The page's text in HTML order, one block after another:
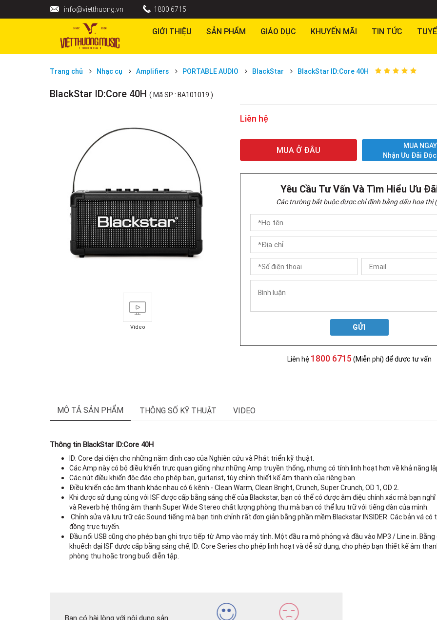
info@vietthuong.vn 1800 6715
GIỚI THIỆU SẢN PHẨM GIÁO DỤC KHUYẾN MÃI TIN TỨC
Trang chủ Nhạc cụ Amplifiers PORTABLE AUDIO BlackStar BlackStar ID:Core 40H
BlackStar ID:Core 40H ( Mã SP : BA101019 )
Video
Liên hệ
MUA Ở ĐÂU
MUA NGAY
Nhận Ưu Đãi Độc
Yêu Cầu Tư Vấn Và Tìm Hiểu Ưu
Các trường bắt buộc được chỉ định bằng dấu hoa thị
GỬI
Liên hệ 1800 6715 (Miễn phí) để được tư vấn
MÔ TẢ SẢN PHẨM THÔNG SỐ KỸ THUẬT VIDEO
Thông tin BlackStar ID:Core 40H
ID: Core đại diện cho những năm đỉnh cao của Nghiên cứu và Phát triển kỹ thuật.
Các Amp này có bộ điều khiển trực quan giống như những Amp truyền thống, nhưng có tính linh hoạt hơn về khả năng
Các nút điều khiển độc đáo cho phép bạn, guitarist, tùy chỉnh thiết kế âm thanh của riêng bạn.
Điều khiển các âm thanh khác nhau có 6 kênh - Clean Warm, Clean Bright, Crunch, Super Crunch, OD 1, OD 2.
Khi được sử dụng cùng với ISF được cấp bằng sáng chế của Blackstar, bạn có thể có được âm điệu chính xác mà bạn
và Reverb hệ thống âm thanh Super Wide Stereo chất lượng phòng thu mà bạn có thể lưu trữ với tiếng đàn của mình.
Chỉnh sửa và lưu trữ các Sound tiếng mà bạn tinh chỉnh rất đơn giản bằng phần mềm Blackstar INSIDER. Các bản vá
đồng trực tuyến.
Đầu nối USB cũng cho phép bạn ghi trực tiếp từ Amp vào máy tính. Một đầu ra mô phỏng và đầu vào MP3 / Line in.
khuếch đại ISF được cấp bằng sáng chế, ID: Core Series cho phép linh hoạt và dễ sử dụng, cho phép bạn thiết kế âm
phòng thu hoặc trong buổi diễn tập.
Bạn có hài lòng với nội dung sản